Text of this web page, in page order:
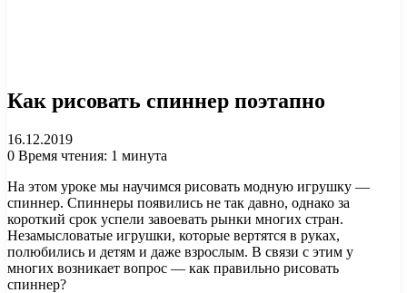
Как рисовать спиннер поэтапно
16.12.2019
0 Время чтения: 1 минута
На этом уроке мы научимся рисовать модную игрушку —
спиннер. Спиннеры появились не так давно, однако за
короткий срок успели завоевать рынки многих стран.
Незамысловатые игрушки, которые вертятся в руках,
полюбились и детям и даже взрослым. В связи с этим у
многих возникает вопрос — как правильно рисовать
спиннер?